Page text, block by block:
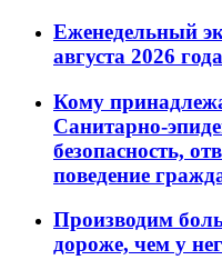
Еженедельный
августа 2026 года
Кому
Санитарно-
безопасность,
поведение
Производим
дороже, чем у